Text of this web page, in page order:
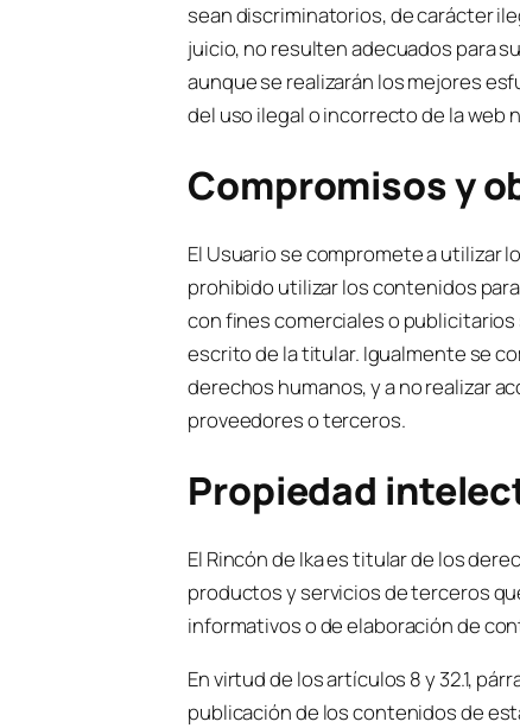
sean discriminatorios, de carácter
juicio, no resulten adecuados para
aunque se realizarán los mejores
del uso ilegal o incorrecto de la web
Compromisos y
El Usuario se compromete a utilizar
prohibido utilizar los contenidos
con fines comerciales o
escrito de la titular. Igualmente se
derechos humanos, y a no realizar
proveedores o terceros.
Propiedad
El Rincón de Ika es titular de los
productos y servicios de terceros
informativos o de elaboración de
En virtud de los artículos 8 y 32.1,
publicación de los contenidos de